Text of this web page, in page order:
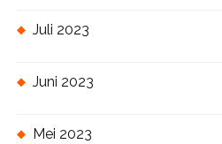
Juli 2023
Juni 2023
Mei 2023